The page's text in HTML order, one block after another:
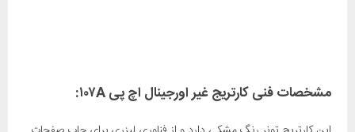
مشخصات فنی کارتریج غیر اورجینال اچ پی ۱۰۷A: